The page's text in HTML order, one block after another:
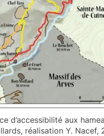
d’accessibilité aux
réalisation Y. Nacef,